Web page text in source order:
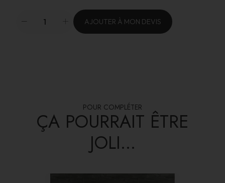
AJOUTER À MON DEVIS
POUR COMPLÉTER
ÇA POURRAIT ÊTRE
JOLI...